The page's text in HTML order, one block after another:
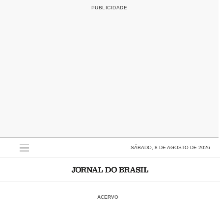
SÁBADO, 8 DE AGOSTO DE 2026
ACERVO